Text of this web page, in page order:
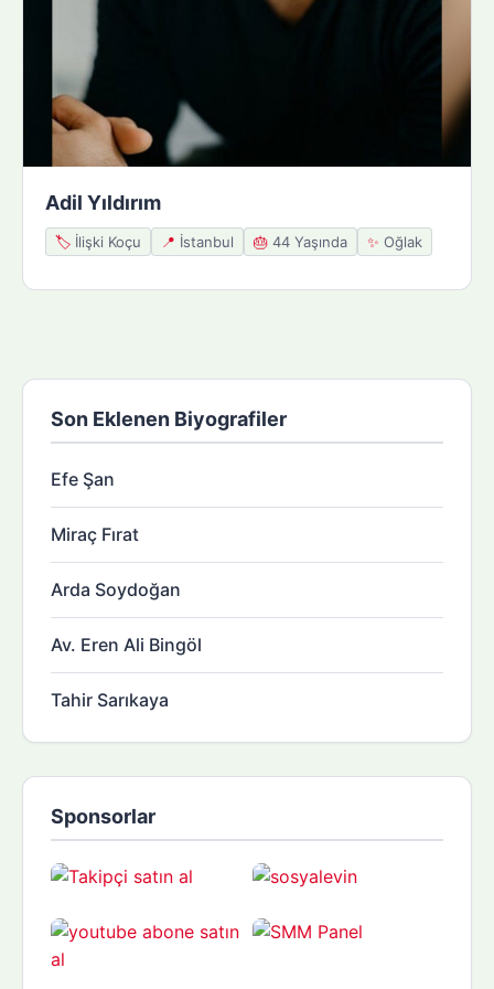
Adil Yıldırım
🏷️ İlişki Koçu 📍 İstanbul 🎂 44 Yaşında ✨ Oğlak
Son Eklenen Biyografiler
Efe Şan
Miraç Fırat
Arda Soydoğan
Av. Eren Ali Bingöl
Tahir Sarıkaya
Sponsorlar